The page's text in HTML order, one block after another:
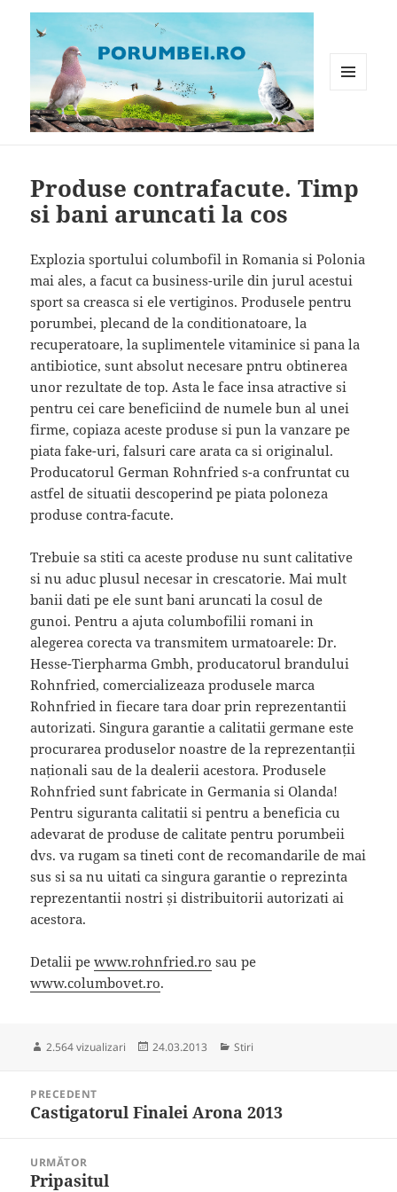
Produse contrafacute. Timp
si bani aruncati la cos
Explozia sportului columbofil in Romania si Polonia
mai ales, a facut ca business-urile din jurul acestui
sport sa creasca si ele vertiginos. Produsele pentru
porumbei, plecand de la conditionatoare, la
recuperatoare, la suplimentele vitaminice si pana la
antibiotice, sunt absolut necesare pntru obtinerea
unor rezultate de top. Asta le face insa atractive si
pentru cei care beneficiind de numele bun al unei
firme, copiaza aceste produse si pun la vanzare pe
piata fake-uri, falsuri care arata ca si originalul.
Producatorul German Rohnfried s-a confruntat cu
astfel de situatii descoperind pe piata poloneza
produse contra-facute.
Trebuie sa stiti ca aceste produse nu sunt calitative
si nu aduc plusul necesar in crescatorie. Mai mult
banii dati pe ele sunt bani aruncati la cosul de
gunoi. Pentru a ajuta columbofilii romani in
alegerea corecta va transmitem urmatoarele: Dr.
Hesse-Tierpharma Gmbh, producatorul brandului
Rohnfried, comercializeaza produsele marca
Rohnfried in fiecare tara doar prin reprezentantii
autorizati. Singura garantie a calitatii germane este
procurarea produselor noastre de la reprezentanții
naționali sau de la dealerii acestora. Produsele
Rohnfried sunt fabricate in Germania si Olanda!
Pentru siguranta calitatii si pentru a beneficia cu
adevarat de produse de calitate pentru porumbeii
dvs. va rugam sa tineti cont de recomandarile de mai
sus si sa nu uitati ca singura garantie o reprezinta
reprezentantii nostri și distribuitorii autorizati ai
acestora.
Detalii pewww.rohnfried.ro sau pe
www.columbovet.ro.
2.564 vizualizari
Publicat
24.03.2013 Categorii
Stiri
articole
PRECEDENT
Articolul
Castigatorul Finalei Arona 2013
URMĂTOR
Articolul
Pripasitul